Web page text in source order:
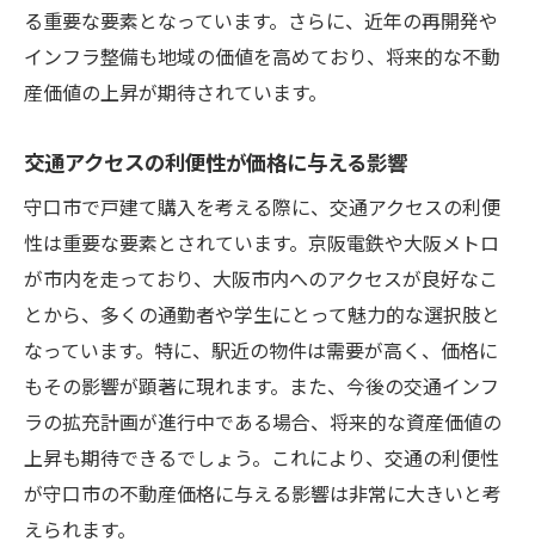
る重要な要素となっています。さらに、近年の再開発や
インフラ整備も地域の価値を高めており、将来的な不動
産価値の上昇が期待されています。
交通アクセスの利便性が価格に与える影響
守口市で戸建て購入を考える際に、交通アクセスの利便
性は重要な要素とされています。京阪電鉄や大阪メトロ
が市内を走っており、大阪市内へのアクセスが良好なこ
とから、多くの通勤者や学生にとって魅力的な選択肢と
なっています。特に、駅近の物件は需要が高く、価格に
もその影響が顕著に現れます。また、今後の交通インフ
ラの拡充計画が進行中である場合、将来的な資産価値の
上昇も期待できるでしょう。これにより、交通の利便性
が守口市の不動産価格に与える影響は非常に大きいと考
えられます。